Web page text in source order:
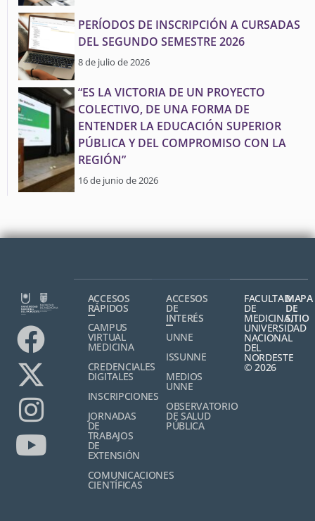
PERÍODOS DE INSCRIPCIÓN A CURSADAS
DEL SEGUNDO SEMESTRE 2026
8 de julio de 2026
“ES LA VICTORIA DE UN PROYECTO
COLECTIVO, DE UNA FORMA DE
ENTENDER LA EDUCACIÓN SUPERIOR
PÚBLICA Y DEL COMPROMISO CON LA
REGIÓN”
16 de junio de 2026
ACCESOS
RÁPIDOS
CAMPUS
VIRTUAL
MEDICINA
CREDENCIALES
DIGITALES
INSCRIPCIONES
JORNADAS
DE
TRABAJOS
DE
EXTENSIÓN
COMUNICACIONES
CIENTÍFICAS
ACCESOS
DE
INTERÉS
UNNE
ISSUNNE
MEDIOS
UNNE
OBSERVATORIO
DE SALUD
PÚBLICA
FACULTAD
DE
MEDICINA,
UNIVERSIDAD
NACIONAL
DEL
NORDESTE
© 2026
MAPA
DE
SITIO